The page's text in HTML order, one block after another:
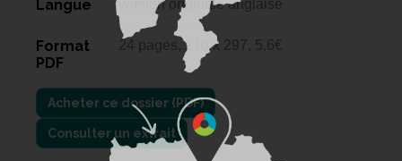
Langue version originale anglaise
Format
PDF
24 pages, 210 x 297, 5,6€
Consulter un extrait